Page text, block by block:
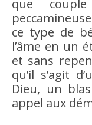
que
ce type de
l’âme en un
et sans
qu’il s’agit
Dieu, un
appel aux